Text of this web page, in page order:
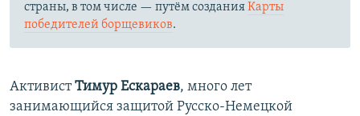
страны, в том числе — путём созданияКарты
победителей борщевиков.
АктивистТимур Ескараев, много лет
занимающийся защитой Русско-Немецкой